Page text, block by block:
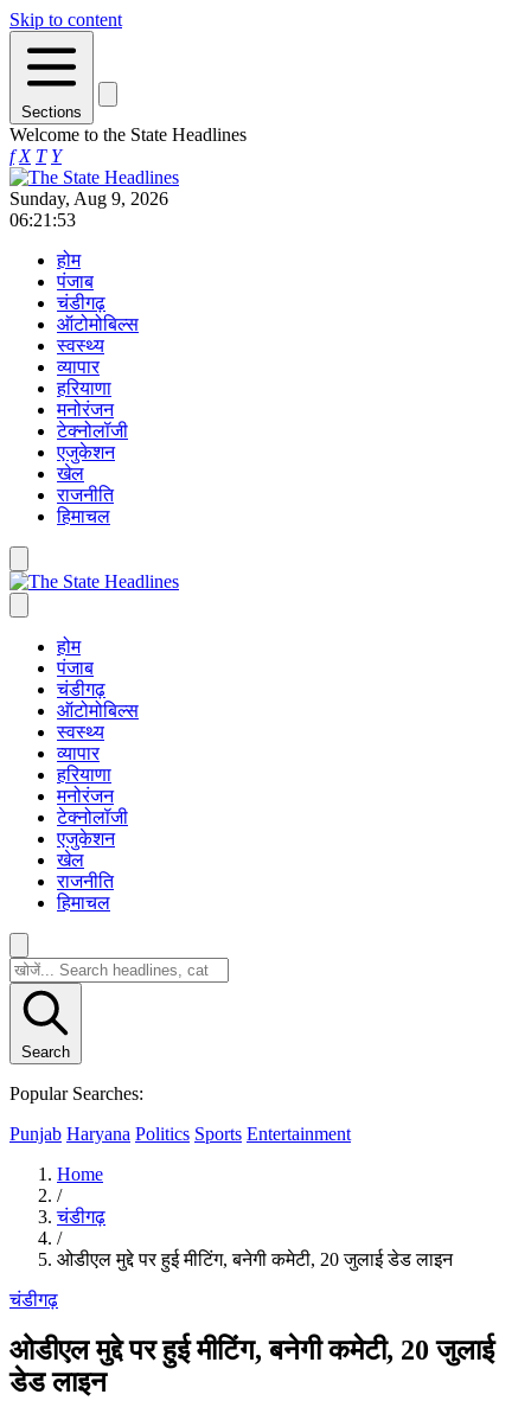
Skip to content
Sections
Welcome to the State Headlines
f X T Y
Sunday, Aug 9, 2026
06:21:53
होम
पंजाब
चंडीगढ़
ऑटोमोबिल्स
स्वस्थ्य
व्यापार
हरियाणा
मनोरंजन
टेक्नोलॉजी
एजुकेशन
खेल
राजनीति
हिमाचल
होम
पंजाब
चंडीगढ़
ऑटोमोबिल्स
स्वस्थ्य
व्यापार
हरियाणा
मनोरंजन
टेक्नोलॉजी
एजुकेशन
खेल
राजनीति
हिमाचल
Search
Popular Searches:
Punjab Haryana Politics Sports Entertainment
Home
/
चंडीगढ़
/
ओडीएल मुद्दे पर हुई मीटिंग, बनेगी कमेटी, 20 जुलाई डेड लाइन
चंडीगढ़
ओडीएल मुद्दे पर हुई मीटिंग, बनेगी कमेटी, 20 जुलाई
डेड लाइन